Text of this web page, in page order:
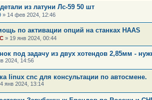
из латуни Лс-59 50 шт
» 14 фев 2024, 12:46
по активации опций на станках HAAS
» 19 янв 2024, 00:44
под задачу из двух хотендов 2,85мм -
2024, 14:56
linux cnc для консультации по автосмене.
янв 2024, 13:14